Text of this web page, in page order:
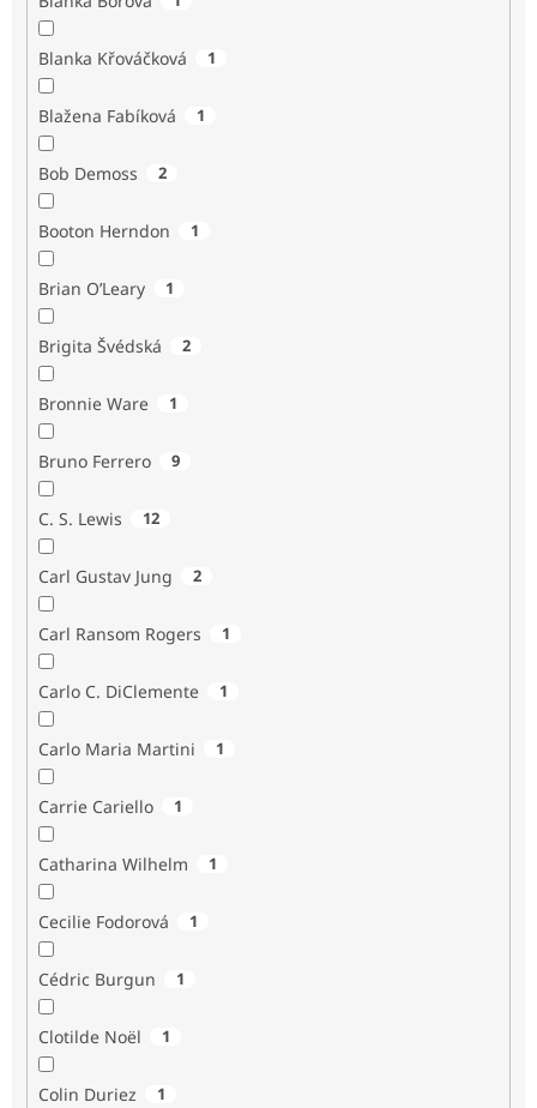
Blanka Křováčková 1
Blažena Fabíková 1
Bob Demoss 2
Booton Herndon 1
Brian O’Leary 1
Brigita Švédská 2
Bronnie Ware 1
Bruno Ferrero 9
C. S. Lewis 12
Carl Gustav Jung 2
Carl Ransom Rogers 1
Carlo C. DiClemente 1
Carlo Maria Martini 1
Carrie Cariello 1
Catharina Wilhelm 1
Cecilie Fodorová 1
Cédric Burgun 1
Clotilde Noël 1
Colin Duriez 1